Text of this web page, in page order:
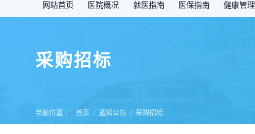
网站首页 医院概况 就医指南 医保指南 健康管理
采购招标
当前位置 ： 首页 通知公告 采购招标